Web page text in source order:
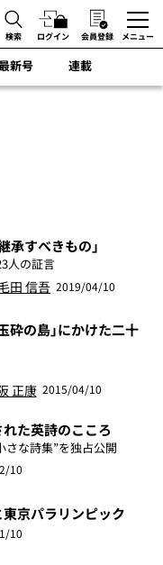
検索 ログイン 会員登録 メニュー
新号 連載
承すべきもの」
人の証言
田 信吾 2019/04/10
砕の島｣にかけた二十
正康 2015/04/10
た英詩のこころ
さな詩集”を独占公開
10
京パラリンピック
10